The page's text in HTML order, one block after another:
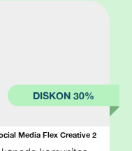
Media Flex Creative 2